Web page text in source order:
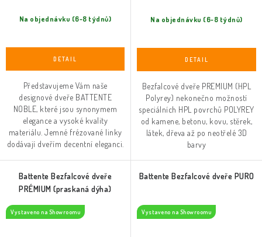
Na objednávku (6-8 týdnů)
Představujeme Vám naše
designové dveře BATTENTE
NOBLE, které jsou synonymem
elegance a vysoké kvality
materiálu. Jemné frézované linky
dodávají dveřím decentní eleganci.
Na objednávku (6-8 týdnů)
Bezfalcové dveře PREMIUM (HPL
Polyrey) nekonečno možností
speciálních HPL povrchů POLYREY
od kamene, betonu, kovu, stěrek,
látek, dřeva až po neotřelé 3D
barvy
Battente Bezfalcové dveře
PRÉMIUM (praskaná dýha)
Vystaveno na Showroomu
Battente Bezfalcové dveře PURO
Vystaveno na Showroomu